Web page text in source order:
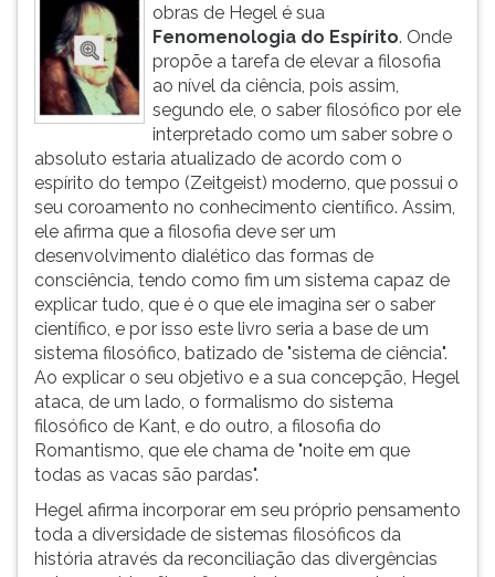
principal
pressione
depois
Pressione
ouvir
essa
instrução
novamente.
obras de Hegel é sua
Fenomenologia do Espírito. Onde
propõe a tarefa de elevar a filosofia
ao nível da ciência, pois assim,
segundo ele, o saber filosófico por ele
interpretado como um saber sobre o
absoluto estaria atualizado de acordo com o
espírito do tempo (Zeitgeist) moderno, que possui o
seu coroamento no conhecimento científico. Assim,
ele afirma que a filosofia deve ser um
desenvolvimento dialético das formas de
consciência, tendo como fim um sistema capaz de
explicar tudo, que é o que ele imagina ser o saber
científico, e por isso este livro seria a base de um
sistema filosófico, batizado de "sistema de ciência".
Ao explicar o seu objetivo e a sua concepção, Hegel
ataca, de um lado, o formalismo do sistema
filosófico de Kant, e do outro, a filosofia do
Romantismo, que ele chama de "noite em que
todas as vacas são pardas".
Hegel afirma incorporar em seu próprio pensamento
toda a diversidade de sistemas filosóficos da
história através da reconciliação das divergências